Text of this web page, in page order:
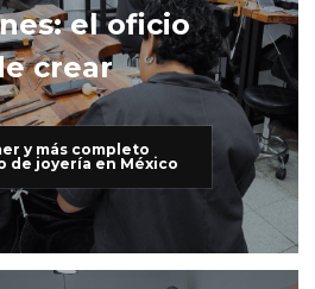
el oficio
crear
y más completo
de joyería en México